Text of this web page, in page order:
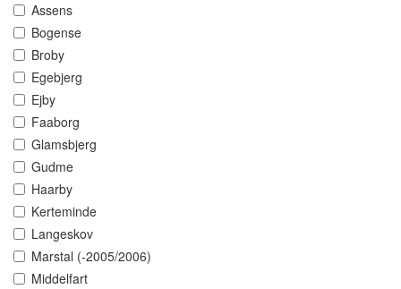
Assens
Bogense
Broby
Egebjerg
Ejby
Faaborg
Glamsbjerg
Gudme
Haarby
Kerteminde
Langeskov
Marstal (-2005/2006)
Middelfart